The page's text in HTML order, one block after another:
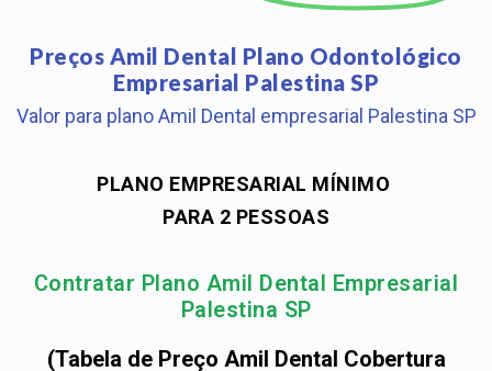
Preços Amil Dental Plano Odontológico
Empresarial Palestina SP
Valor para plano Amil Dental empresarial Palestina SP
PLANO EMPRESARIAL MÍNIMO
PARA 2 PESSOAS
Contratar Plano Amil Dental Empresarial
Palestina SP
(Tabela de Preço Amil Dental Cobertura